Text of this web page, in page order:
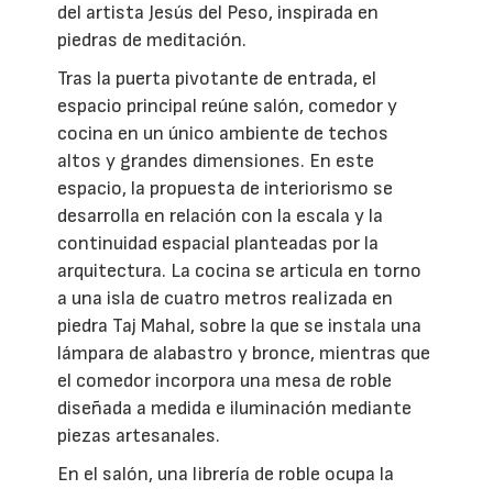
del artista Jesús del Peso, inspirada en
piedras de meditación.
Tras la puerta pivotante de entrada, el
espacio principal reúne salón, comedor y
cocina en un único ambiente de techos
altos y grandes dimensiones. En este
espacio, la propuesta de interiorismo se
desarrolla en relación con la escala y la
continuidad espacial planteadas por la
arquitectura. La cocina se articula en torno
a una isla de cuatro metros realizada en
piedra Taj Mahal, sobre la que se instala una
lámpara de alabastro y bronce, mientras que
el comedor incorpora una mesa de roble
diseñada a medida e iluminación mediante
piezas artesanales.
En el salón, una librería de roble ocupa la